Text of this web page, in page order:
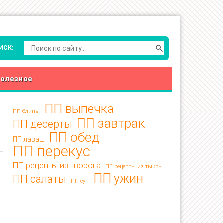
ПП блины ПП выпечка
ПП десерты ПП завтрак
ПП лаваш ПП обед
ПП перекус
ПП рецепты из творога ПП рецепты из тыквы
ПП салаты ПП суп ПП ужин